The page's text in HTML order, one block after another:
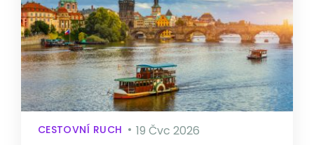
CESTOVNÍ RUCH 19 Čvc 2026